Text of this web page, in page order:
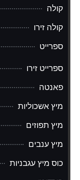
קולה
קולה זירו
ספרייט
ספרייט זירו
פאנטה
מיץ אשכוליות
מיץ תפוזים
מיץ ענבים
כוס מיץ עגבניות